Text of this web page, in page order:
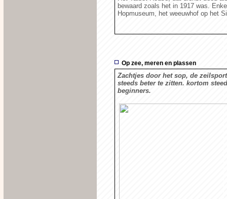
bewaard zoals het in 1917 was.
Hopmuseum, het weeuwhof op het
Op zee, meren en plassen
Zachtjes door het sop, de
steeds beter te zitten. kortom
beginners.